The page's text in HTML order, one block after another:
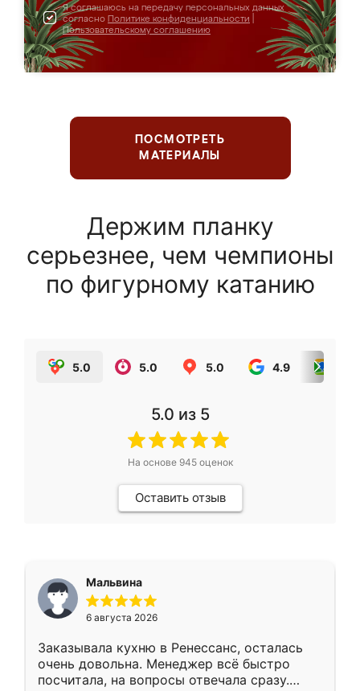
Я соглашаюсь на передачу персональных данных
согласно Политике конфиденциальности
Пользовательскому соглашению
ПОСМОТРЕТЬ
МАТЕРИАЛЫ
Держим планку
серьезнее, чем чемпионы
по фигурному катанию
5.0 5.0 5.0 4.9
5.0 из 5
На основе 945оценок
Оставить отзыв
Мальвина
6 августа 2026
Заказывала кухню в Ренессанс, осталась
очень довольна. Менеджер всё быстро
посчитала, на вопросы отвечала сразу.